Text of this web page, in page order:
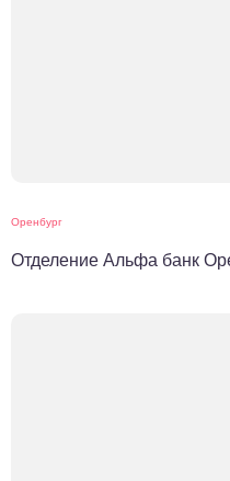
Оренбург
Отделение Альфа банк